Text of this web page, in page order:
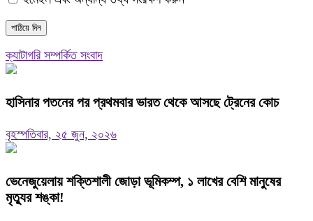
ক্যাটাগরি সম্পর্কিত সংবাদ
হাসিনার পতনের পর প্রথমবার ভারত থেকে আসছে ট্রেনের কোচ
বৃহস্পতিবার, ২৫ জুন, ২০২৬
ভেনেজুয়েলায় শক্তিশালী জোড়া ভূমিকম্প, ১ লাখের বেশি মানুষের
মৃত্যুর শঙ্কা!